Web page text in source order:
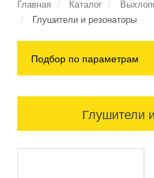
Главная Каталог
Глушители и резонаторы
Подбор по параметрам
Глушители